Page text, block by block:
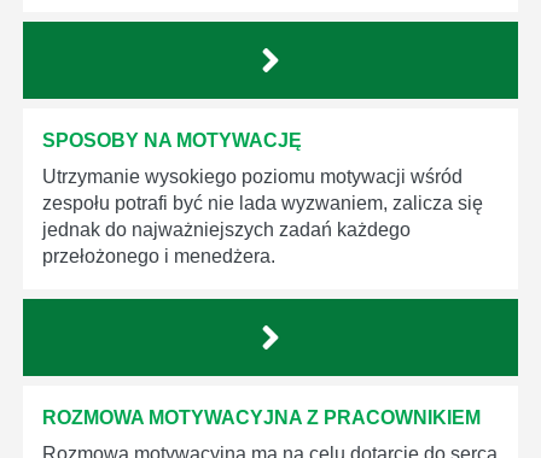
SPOSOBY NA MOTYWACJĘ
Utrzymanie wysokiego poziomu motywacji wśród
zespołu potrafi być nie lada wyzwaniem, zalicza się
jednak do najważniejszych zadań każdego
przełożonego i menedżera.
ROZMOWA MOTYWACYJNA Z PRACOWNIKIEM
Rozmowa motywacyjna ma na celu dotarcie do serca